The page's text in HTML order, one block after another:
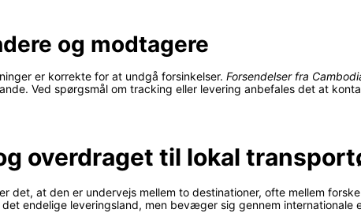
og modtagere
er korrekte for at undgå forsinkelser. Forsendelser fra
Ved spørgsmål om tracking eller levering anbefales det at
overdraget til lokal
at den er undervejs mellem to destinationer, ofte mellem
endelige leveringsland, men bevæger sig gennem